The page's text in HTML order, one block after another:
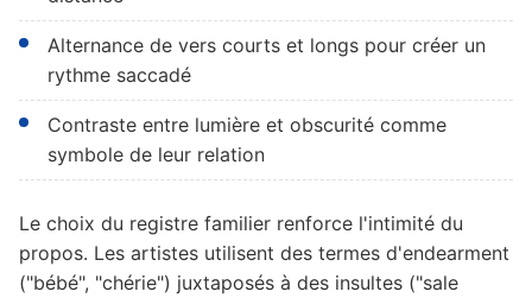
Alternance de vers courts et longs pour créer un
rythme saccadé
Contraste entre lumière et obscurité comme
symbole de leur relation
Le choix du registre familier renforce l'intimité du
propos. Les artistes utilisent des termes d'endearment
("bébé", "chérie") juxtaposés à des insultes ("sale